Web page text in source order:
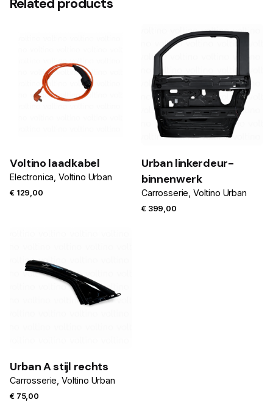
Related products
Voltino laadkabel
Electronica Voltino Urban
€129,00
Urban linkerdeur-
binnenwerk
Carrosserie Voltino Urban
€399,00
Urban A stijl rechts
Carrosserie Voltino Urban
€75,00